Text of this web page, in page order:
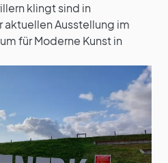
klingt sind in
Ausstellung im
für Moderne Kunst in